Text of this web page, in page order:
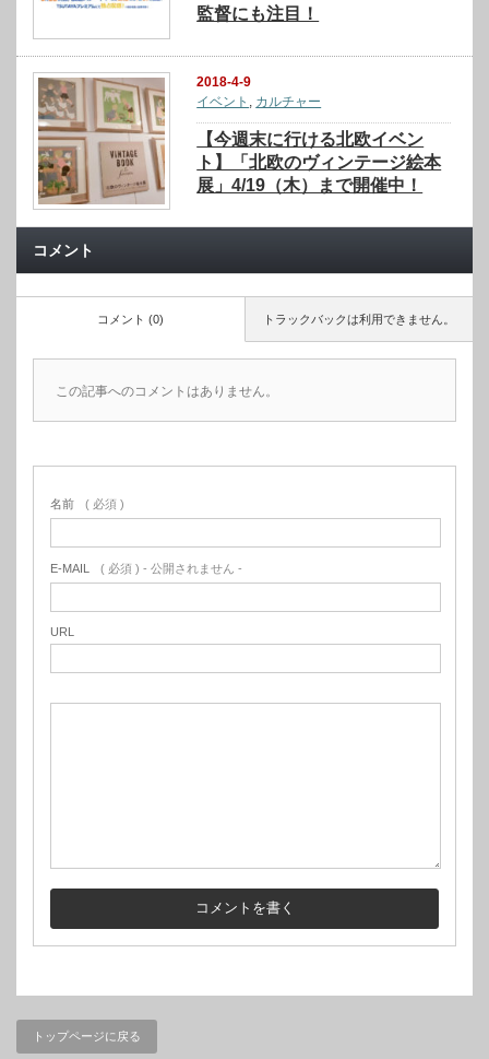
監督にも注目！
2018-4-9
イベント
カルチャー
【今週末に行ける北欧イベン
ト】「北欧のヴィンテージ絵本
展」4/19（木）まで開催中！
コメント
トラックバックは利用できません。
コメント (0)
この記事へのコメントはありません。
名前 ( 必須 )
E-MAIL ( 必須 ) - 公開されません -
URL
トップページに戻る